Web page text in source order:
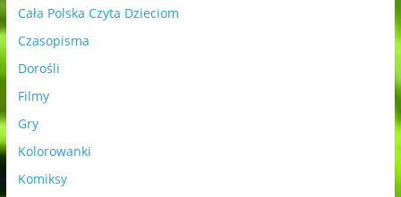
Cała Polska Czyta Dzieciom
Czasopisma
Dorośli
Filmy
Gry
Kolorowanki
Komiksy